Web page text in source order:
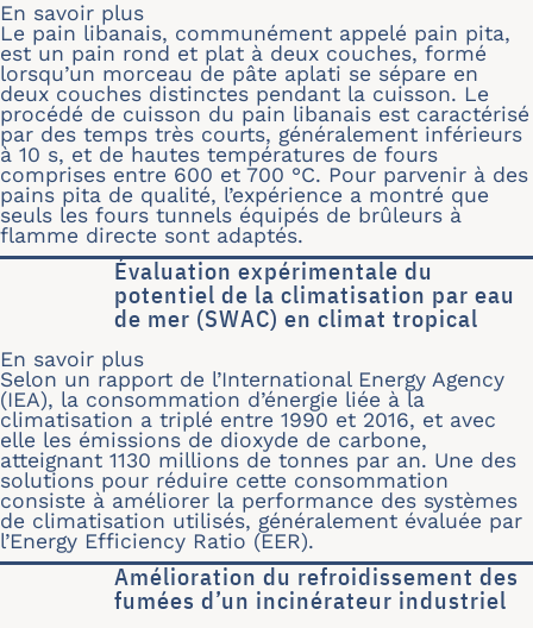
En savoir plus
Le pain libanais, communément appelé pain pita,
est un pain rond et plat à deux couches, formé
lorsqu’un morceau de pâte aplati se sépare en
deux couches distinctes pendant la cuisson. Le
procédé de cuisson du pain libanais est caractérisé
par des temps très courts, généralement inférieurs
à 10 s, et de hautes températures de fours
comprises entre 600 et 700 °C. Pour parvenir à des
pains pita de qualité, l’expérience a montré que
seuls les fours tunnels équipés de brûleurs à
flamme directe sont adaptés.
Évaluation expérimentale du
potentiel de la climatisation par eau
de mer (SWAC) en climat tropical
En savoir plus
Selon un rapport de l’International Energy Agency
(IEA), la consommation d’énergie liée à la
climatisation a triplé entre 1990 et 2016, et avec
elle les émissions de dioxyde de carbone,
atteignant 1130 millions de tonnes par an. Une des
solutions pour réduire cette consommation
consiste à améliorer la performance des systèmes
de climatisation utilisés, généralement évaluée par
l’Energy Efficiency Ratio (EER).
Amélioration du refroidissement des
fumées d’un incinérateur industriel